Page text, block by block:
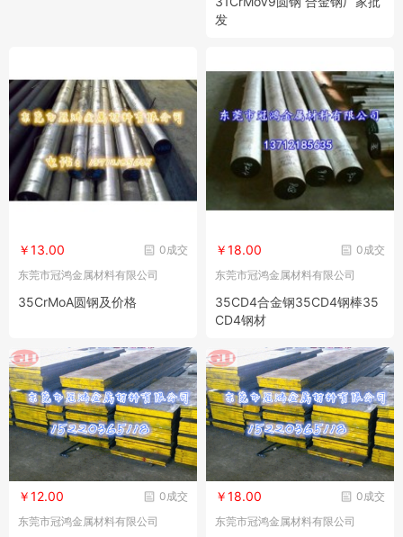
发
0成交
￥13.00
东莞市冠鸿金属材料有限公司
35CrMoA圆钢及价格
0成交
￥18.00
东莞市冠鸿金属材料有限公司
35CD4合金钢35CD4钢棒35
CD4钢材
0成交
￥12.00
东莞市冠鸿金属材料有限公司
0成交
￥18.00
东莞市冠鸿金属材料有限公司